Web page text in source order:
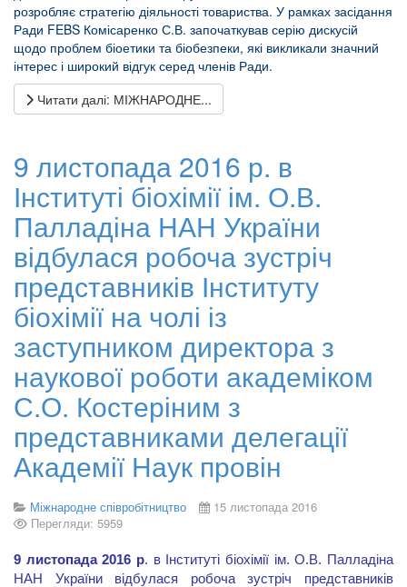
розробляє стратегію діяльності товариства. У рамках засідання
Ради FEBS Комісаренко С.В. започаткував серію дискусій
щодо проблем біоетики та біобезпеки, які викликали значний
інтерес і широкий відгук серед членів Ради.
Читати далі: МІЖНАРОДНЕ...
9 листопада 2016 р. в
Інституті біохімії ім. О.В.
Палладіна НАН України
відбулася робоча зустріч
представників Інституту
біохімії на чолі із
заступником директора з
наукової роботи академіком
С.О. Костеріним з
представниками делегації
Академії Наук провін
Міжнародне співробітництво
15 листопада 2016
Перегляди: 5959
9 листопада 2016 р. в Інституті біохімії ім. О.В. Палладіна
НАН України відбулася робоча зустріч представників